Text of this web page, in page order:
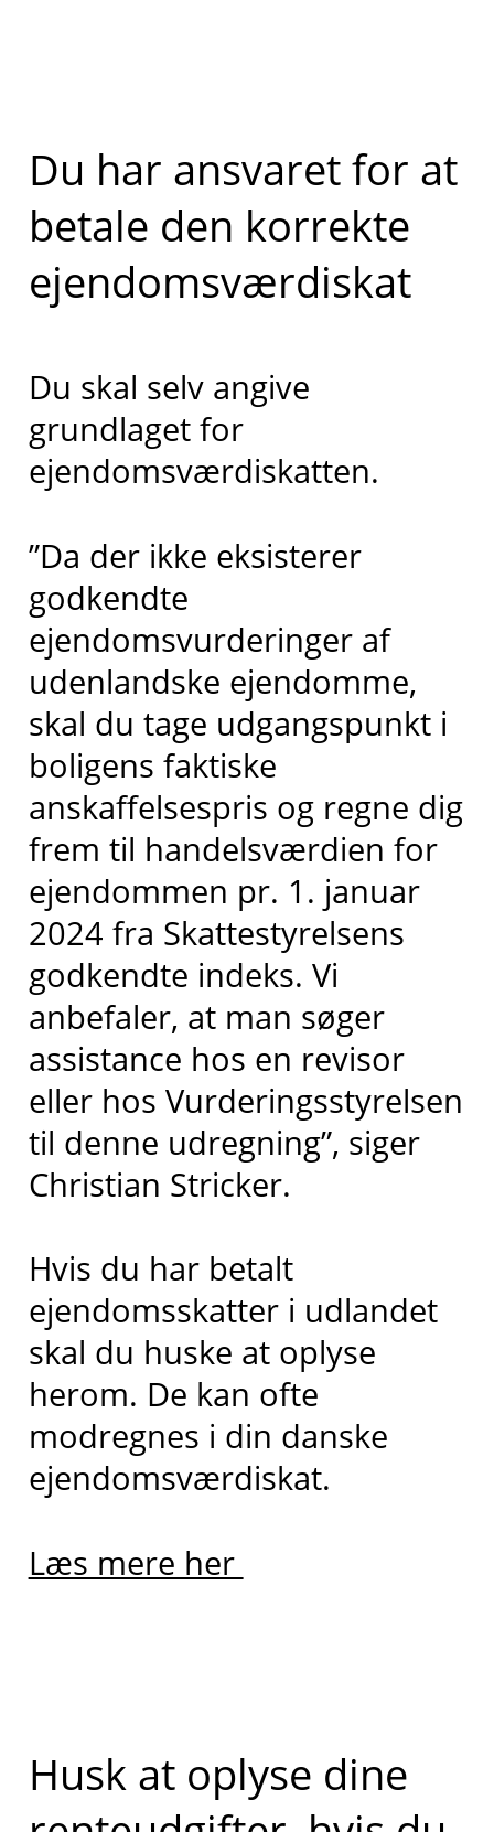
Du har ansvaret for at
betale den korrekte
ejendomsværdiskat
Du skal selv angive
grundlaget for
ejendomsværdiskatten.
”Da der ikke eksisterer
godkendte
ejendomsvurderinger af
udenlandske ejendomme,
skal du tage udgangspunkt i
boligens faktiske
anskaffelsespris og regne dig
frem til handelsværdien for
ejendommen pr. 1. januar
2024 fra Skattestyrelsens
godkendte indeks. Vi
anbefaler, at man søger
assistance hos en revisor
eller hos Vurderingsstyrelsen
til denne udregning”, siger
Christian Stricker.
Hvis du har betalt
ejendomsskatter i udlandet
skal du huske at oplyse
herom. De kan ofte
modregnes i din danske
ejendomsværdiskat.
Læs mere her
Husk at oplyse dine